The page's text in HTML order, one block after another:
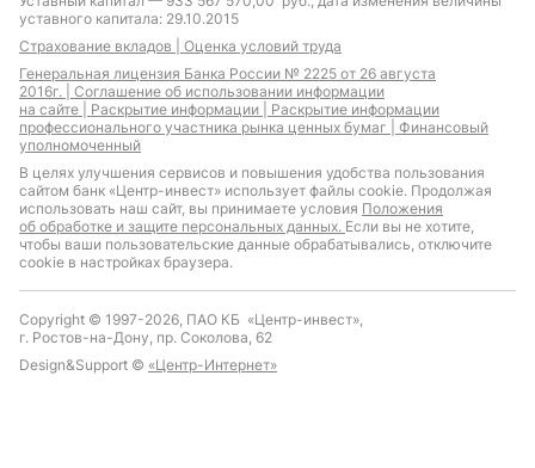
уставного капитала: 29.10.2015
Страхование вкладов | Оценка условий труда
Генеральная лицензия Банка России № 2225 от 26 августа
2016г. | Соглашение об использовании информации
на сайте | Раскрытие информации | Раскрытие информации
профессионального участника рынка ценных бумаг | Финансовый
уполномоченный
В целях улучшения сервисов и повышения удобства пользования
сайтом банк «Центр-инвест» использует файлы cookie. Продолжая
использовать наш сайт, вы принимаете условия Положения
об обработке и защите персональных данных. Если вы не хотите,
чтобы ваши пользовательские данные обрабатывались, отключите
cookie в настройках браузера.
Copyright © 1997-2026, ПАО КБ «Центр-инвест»,
г. Ростов-на-Дону, пр. Соколова, 62
Design&Support © «Центр-Интернет»